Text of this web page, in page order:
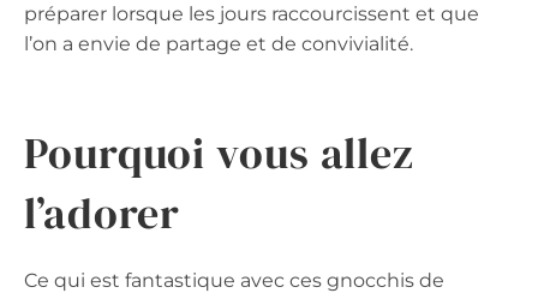
préparer lorsque les jours raccourcissent et que
l’on a envie de partage et de convivialité.
Pourquoi vous allez
l’adorer
Ce qui est fantastique avec ces gnocchis de